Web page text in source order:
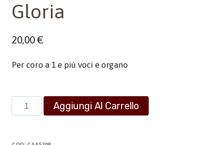
Gloria
20,00€
Per coro a 1 e più voci e organo
Gloria
quantità
Aggiungi Al Carrello